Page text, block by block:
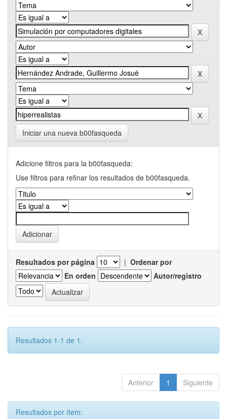
Iniciar una nueva b00fasqueda
Adicione filtros para la b00fasqueda:
Use filtros para refinar los resultados de b00fasqueda.
Resultados por página | Ordenar por
En orden
Autor/registro
Resultados 1-1 de 1.
Anterior 1 Siguiente
Resultados por ítem: